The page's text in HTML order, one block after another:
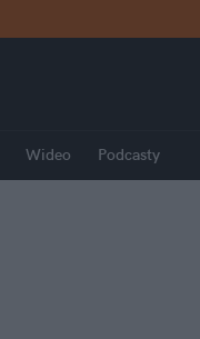
Wideo Podcasty